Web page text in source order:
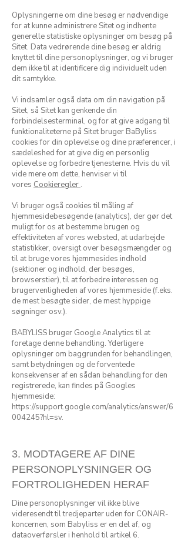
Oplysningerne om dine besøg er nødvendige
for at kunne administrere Sitet og indhente
generelle statistiske oplysninger om besøg på
Sitet. Data vedrørende dine besøg er aldrig
knyttet til dine personoplysninger, og vi bruger
dem ikke til at identificere dig individuelt uden
dit samtykke.
Vi indsamler også data om din navigation på
Sitet, så Sitet kan genkende din
forbindelsesterminal, og for at give adgang til
funktionaliteterne på Sitet bruger BaByliss
cookies for din oplevelse og dine præferencer, i
sædeleshed for at give dig en personlig
oplevelse og forbedre tjenesterne. Hvis du vil
vide mere om dette, henviser vi til
vores Cookieregler .
Vi bruger også cookies til måling af
hjemmesidebesøgende (analytics), der gør det
muligt for os at bestemme brugen og
effektiviteten af vores websted, at udarbejde
statistikker, oversigt over besøgsmængder og
til at bruge vores hjemmesides indhold
(sektioner og indhold, der besøges,
browserstier), til at forbedre interessen og
brugervenligheden af vores hjemmeside (f.eks.
de mest besøgte sider, de mest hyppige
søgninger osv.).
BABYLISS bruger Google Analytics til at
foretage denne behandling. Yderligere
oplysninger om baggrunden for behandlingen,
samt betydningen og de forventede
konsekvenser af en sådan behandling for den
registrerede, kan findes på Googles
hjemmeside:
https://support.google.com/analytics/answer/6
004245?hl=sv.
3. MODTAGERE AF DINE
PERSONOPLYSNINGER OG
FORTROLIGHEDEN HERAF
Dine personoplysninger vil ikke blive
videresendt til tredjeparter uden for CONAIR-
koncernen, som Babyliss er en del af, og
dataoverførsler i henhold til artikel 6.